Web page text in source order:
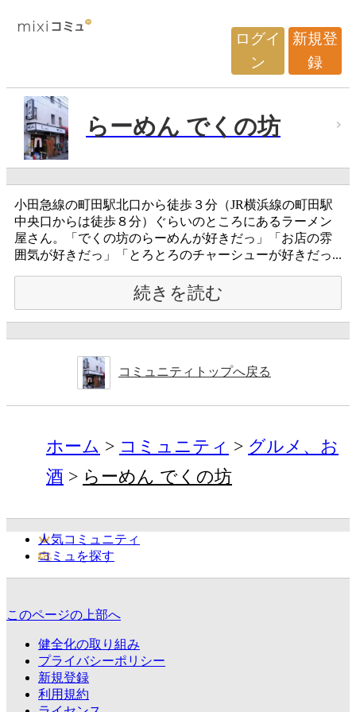
ログイ
ン
新規登
録
らーめん でくの坊
小田急線の町田駅北口から徒歩３分（JR横浜線の町田駅
中央口からは徒歩８分）ぐらいのところにあるラーメン
屋さん。「でくの坊のらーめんが好きだっ」「お店の雰
囲気が好きだっ」「とろとろのチャーシューが好きだっ...
続きを読む
コミュニティトップへ戻る
ホーム コミュニティ
グルメ、お
酒
らーめん でくの坊
人気コミュニティ
コミュを探す
このページの上部へ
健全化の取り組み
プライバシーポリシー
新規登録
利用規約